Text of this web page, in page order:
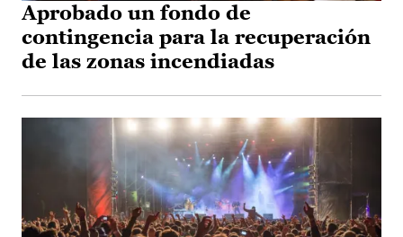
Aprobado un fondo de
contingencia para la recuperación
de las zonas incendiadas